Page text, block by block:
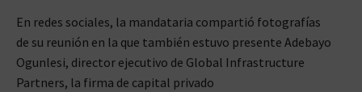
En redes sociales, la mandataria compartió fotografías
de su reunión en la que también estuvo presente Adebayo
Ogunlesi, director ejecutivo de Global Infrastructure
Partners, la firma de capital privado